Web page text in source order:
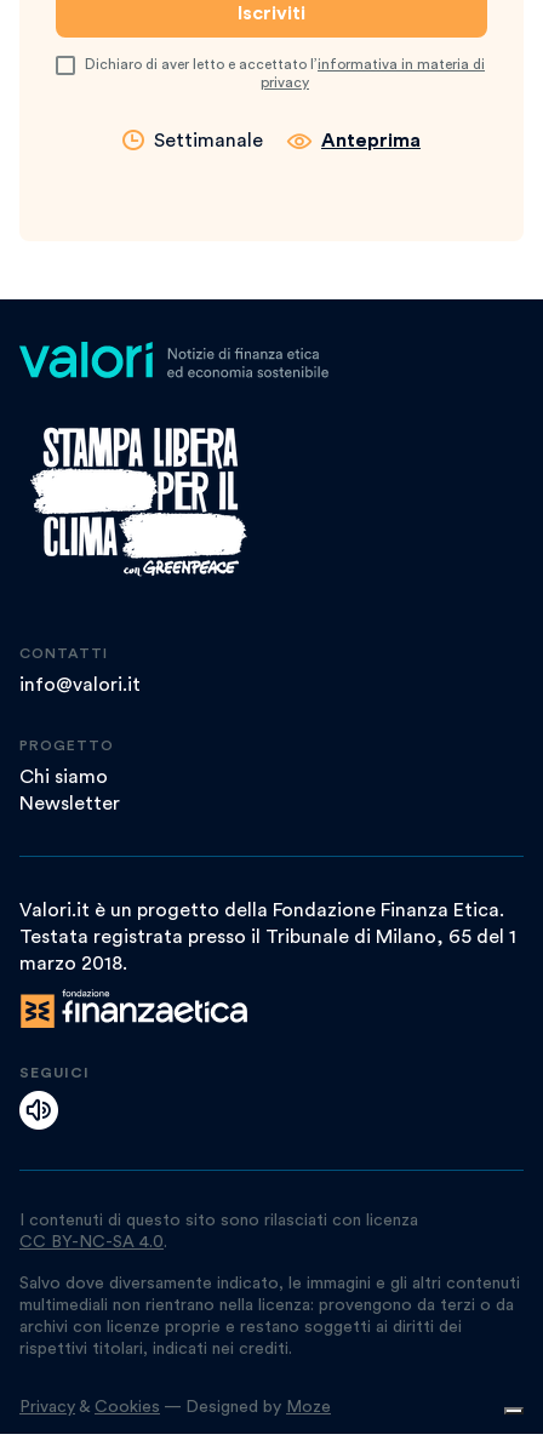
Dichiaro di aver letto e accettato l’informativa in materia di
privacy
Settimanale Anteprima
CONTATTI
info@valori.it
PROGETTO
Chi siamo
Newsletter
Valori.it è un progetto della Fondazione Finanza Etica.
Testata registrata presso il Tribunale di Milano, 65 del 1
marzo 2018.
SEGUICI
I contenuti di questo sito sono rilasciati con licenza
CC BY-NC-SA 4.0.
Salvo dove diversamente indicato, le immagini e gli altri contenuti
multimediali non rientrano nella licenza: provengono da terzi o da
archivi con licenze proprie e restano soggetti ai diritti dei
rispettivi titolari, indicati nei crediti.
Privacy & Cookies — Designed by Moze